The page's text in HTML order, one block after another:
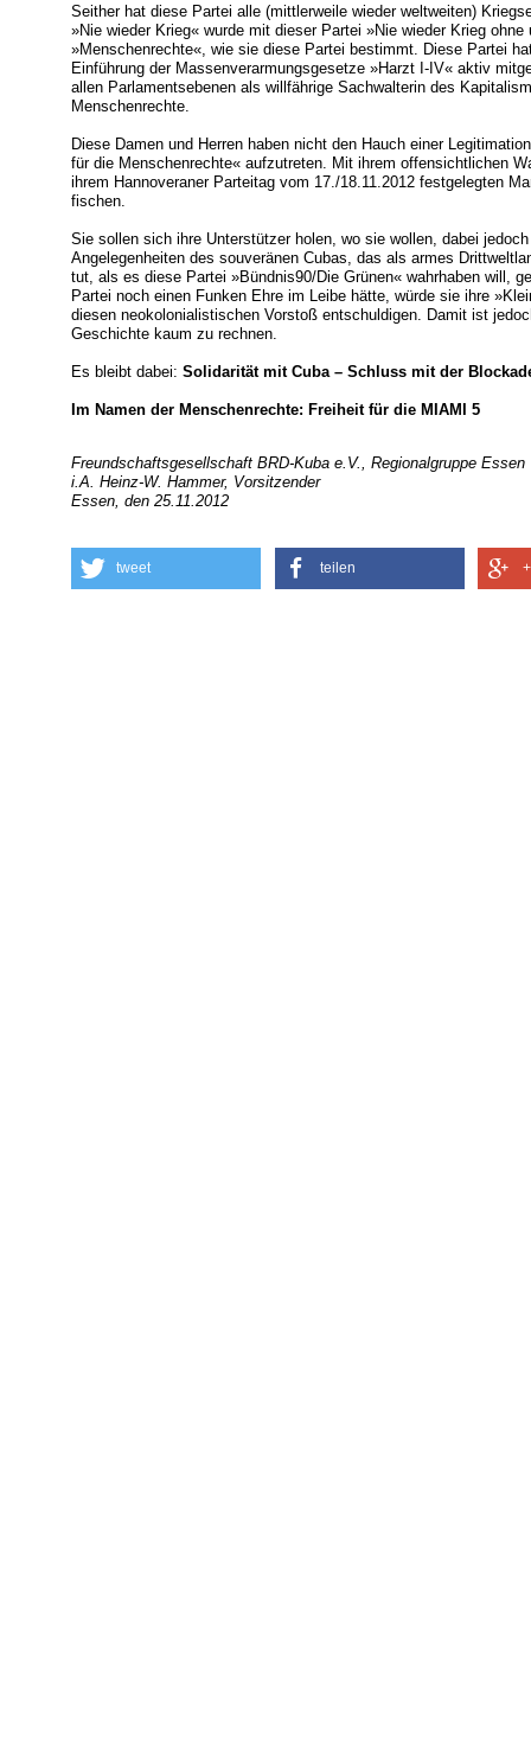
Seither hat diese Partei alle (mittlerweile wieder weltweiten)
»Nie wieder Krieg« wurde mit dieser Partei »Nie wieder Krieg
»Menschenrechte«, wie sie diese Partei bestimmt. Diese Partei
Einführung der Massenverarmungsgesetze »Harzt I-IV« aktiv
allen Parlamentsebenen als willfährige Sachwalterin des
Menschenrechte.
Diese Damen und Herren haben nicht den Hauch einer
für die Menschenrechte« aufzutreten. Mit ihrem offensichtlichen
ihrem Hannoveraner Parteitag vom 17./18.11.2012 festgelegten
fischen.
Sie sollen sich ihre Unterstützer holen, wo sie wollen, dabei
Angelegenheiten des souveränen Cubas, das als armes
tut, als es diese Partei »Bündnis90/Die Grünen« wahrhaben will,
Partei noch einen Funken Ehre im Leibe hätte, würde sie ihre
diesen neokolonialistischen Vorstoß entschuldigen. Damit ist
Geschichte kaum zu rechnen.
Es bleibt dabei: Solidarität mit Cuba – Schluss mit der
Im Namen der Menschenrechte: Freiheit für die MIAMI 5
Freundschaftsgesellschaft BRD-Kuba e.V., Regionalgruppe Essen
i.A. Heinz-W. Hammer, Vorsitzender
Essen, den 25.11.2012
tweet teilen